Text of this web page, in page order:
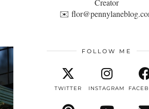
✉️
FOLLOW ME
TWITTER INSTAGRAM